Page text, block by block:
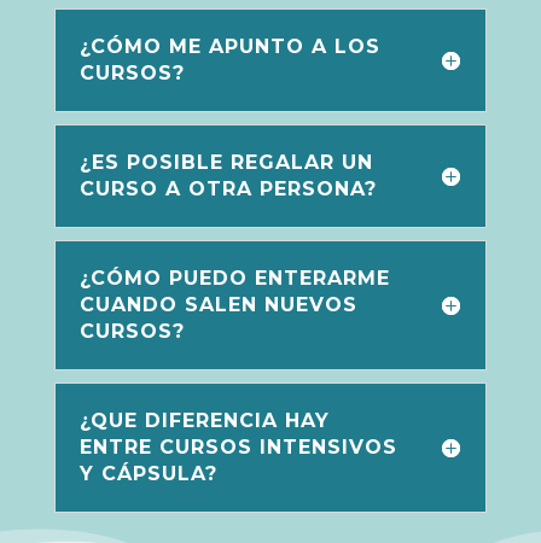
¿CÓMO ME APUNTO A LOS
CURSOS?
¿ES POSIBLE REGALAR UN
CURSO A OTRA PERSONA?
¿CÓMO PUEDO ENTERARME
CUANDO SALEN NUEVOS
CURSOS?
¿QUE DIFERENCIA HAY
ENTRE CURSOS INTENSIVOS
Y CÁPSULA?